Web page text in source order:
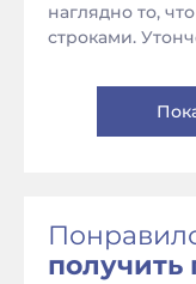
наглядно то,
строками.
получить